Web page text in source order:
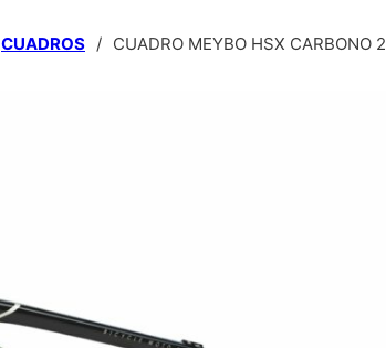
CUADROS / CUADRO MEYBO HSX